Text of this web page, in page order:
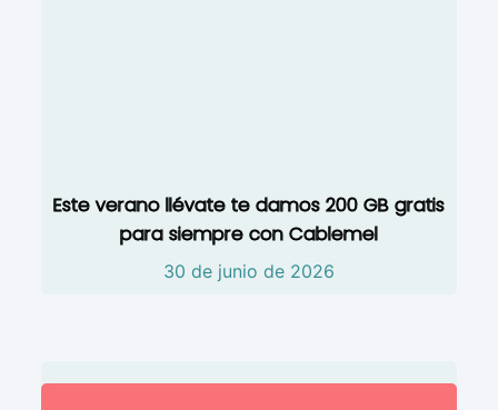
Este verano llévate te damos 200 GB gratis
para siempre con Cablemel
30 de junio de 2026